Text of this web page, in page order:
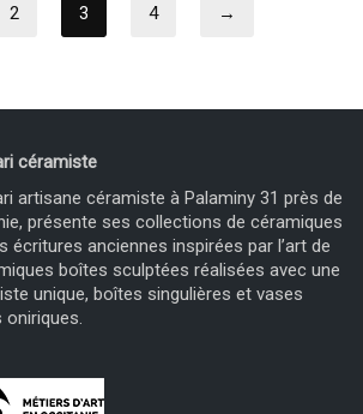
2 3 4 →
céramiste
artisane céramiste à Palaminy 31 près de
présente ses collections de céramiques
écritures anciennes inspirées par l’art de
boîtes sculptées réalisées avec une
unique, boîtes singulières et vases
oniriques.